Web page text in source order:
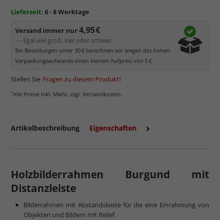
kommt. Für Bilder mit hellen Farben empfehlen wir Kunst- oder
Lieferzeit: 6 - 8 Werktage
Versand immer nur4,95 €
— Egal wie groß, viel oder schwer.
Bei Bestellungen unter 30 € berechnen wir wegen des hohen
Verpackungsaufwands einen kleinen Aufpreis von 5 €.
Stellen Sie Fragen zu diesem Produkt!
*Alle Preise inkl. MwSt. zzgl. Versandkosten.
Artikelbeschreibung Eigenschaften
Holzbilderrahmen Burgund mit
Distanzleiste
Bilderrahmen mit Abstandsleiste für die eine Einrahmung von
Objekten und Bildern mit Relief